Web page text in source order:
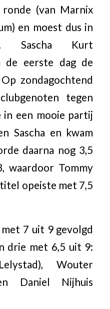
(van Marnix
en moest dus in
Sascha Kurt
de eerste dag de
zondagochtend
tegen
in een mooie partij
Sascha en kwam
daarna nog 3,5
waardoor Tommy
opeiste met 7,5
7 uit 9 gevolgd
drie met 6,5 uit 9:
Wouter
Daniel Nijhuis